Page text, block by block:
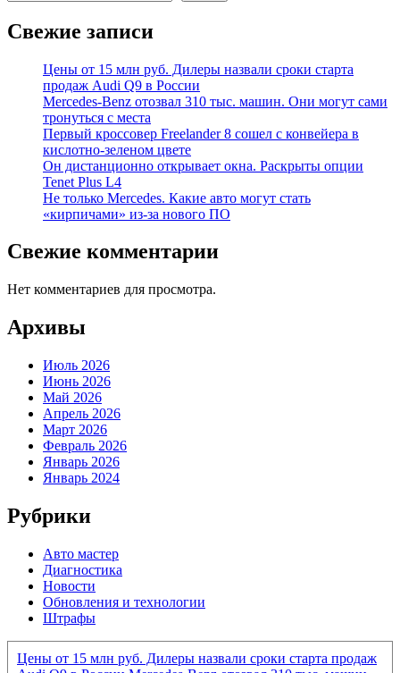
Свежие записи
Цены от 15 млн руб. Дилеры назвали сроки старта
продаж Audi Q9 в России
Mercedes-Benz отозвал 310 тыс. машин. Они могут сами
тронуться с места
Первый кроссовер Freelander 8 сошел с конвейера в
кислотно-зеленом цвете
Он дистанционно открывает окна. Раскрыты опции
Tenet Plus L4
Не только Mercedes. Какие авто могут стать
«кирпичами» из-за нового ПО
Свежие комментарии
Нет комментариев для просмотра.
Архивы
Июль 2026
Июнь 2026
Май 2026
Апрель 2026
Март 2026
Февраль 2026
Январь 2026
Январь 2024
Рубрики
Авто мастер
Диагностика
Новости
Обновления и технологии
Штрафы
Цены от 15 млн руб. Дилеры назвали сроки старта продаж